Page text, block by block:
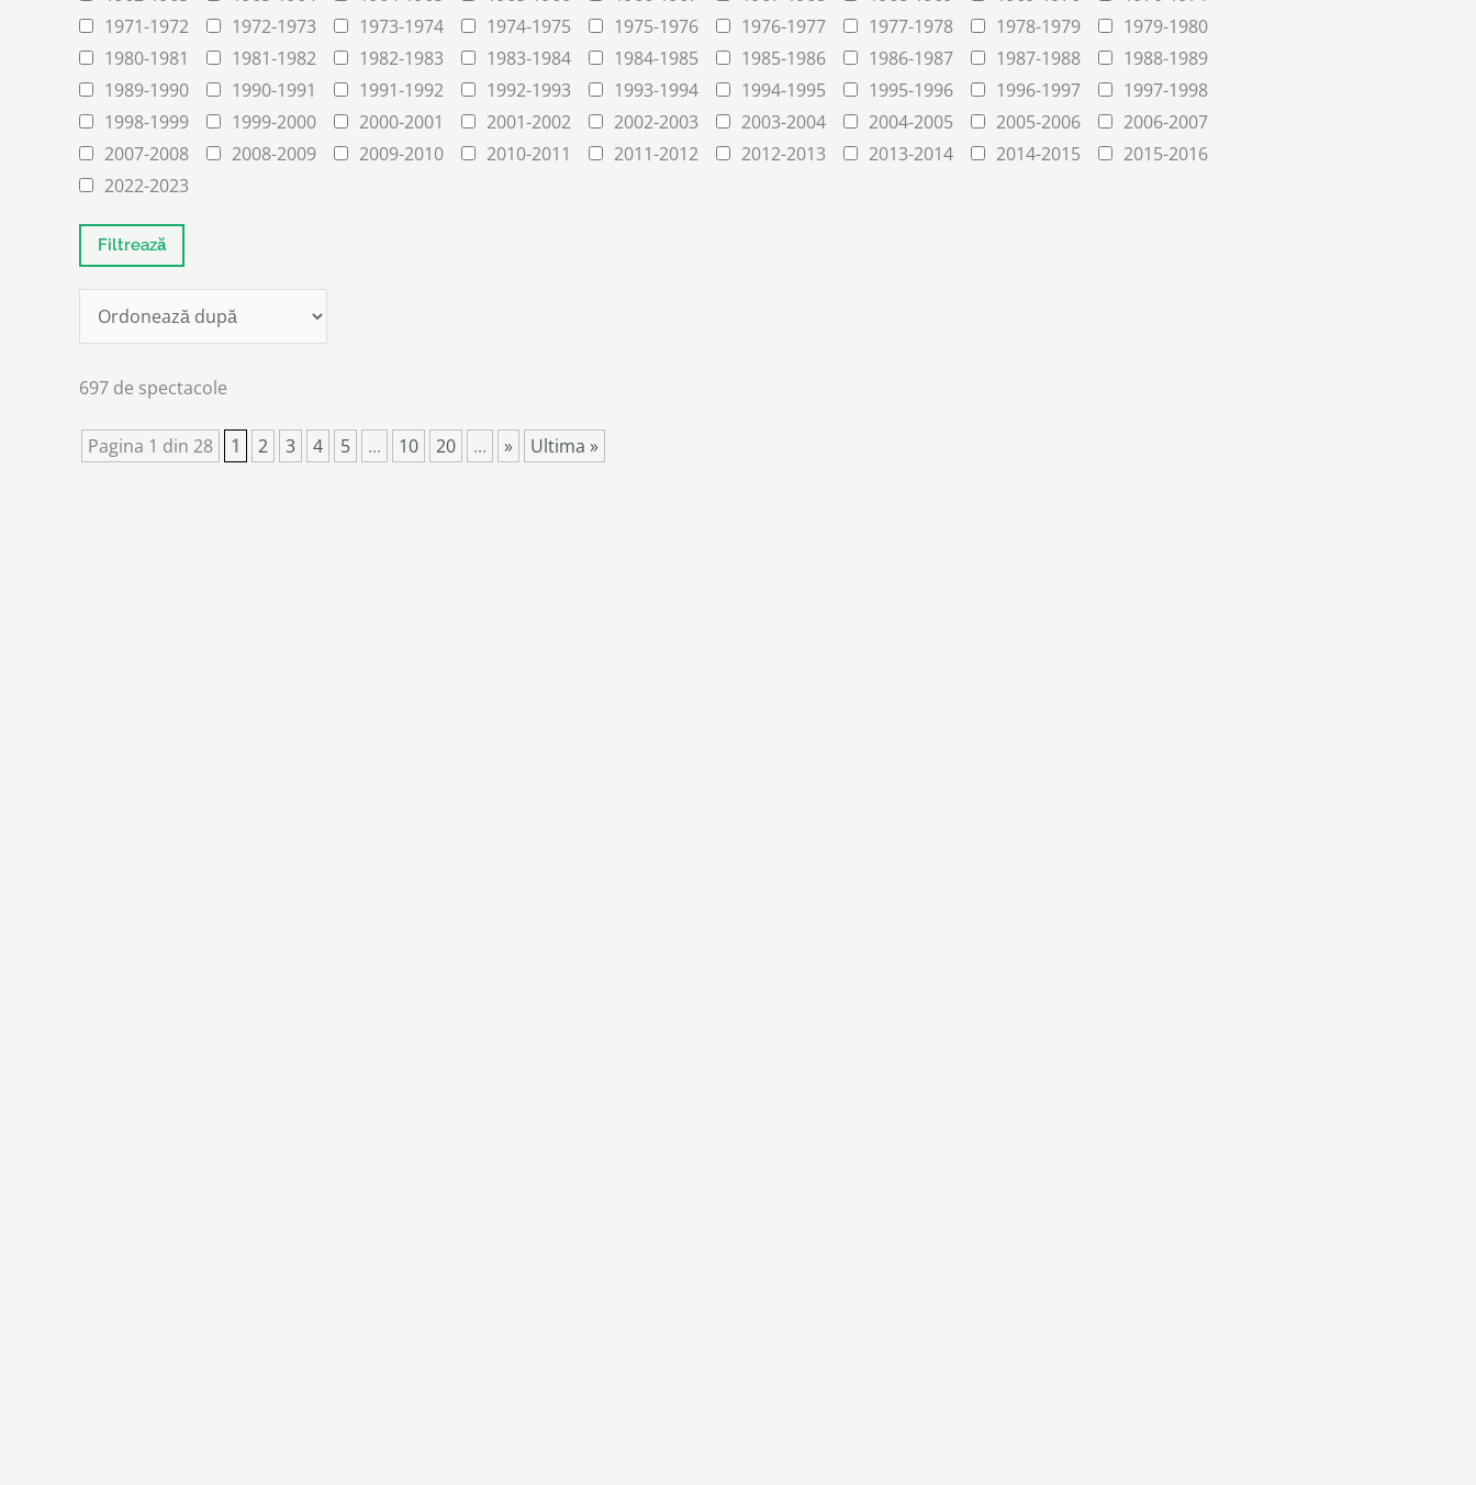
1971-1972
1972-1973 1973-1974 1974-1975 1975-1976 1976-1977 1977-1978 1978-1979
1979-1980
1980-1981
1981-1982 1982-1983 1983-1984 1984-1985 1985-1986 1986-1987 1987-1988
1988-1989
1989-1990
1990-1991 1991-1992 1992-1993 1993-1994 1994-1995 1995-1996 1996-1997
1997-1998
1998-1999
1999-2000 2000-2001 2001-2002 2002-2003 2003-2004 2004-2005 2005-2006
2006-2007
2007-2008
2008-2009 2009-2010 2010-2011 2011-2012 2012-2013 2013-2014 2014-2015
2015-2016
2022-2023
697 de spectacole
Pagina 1 din 28 1 2 3 4 5 ... 10 20 ... » Ultima »